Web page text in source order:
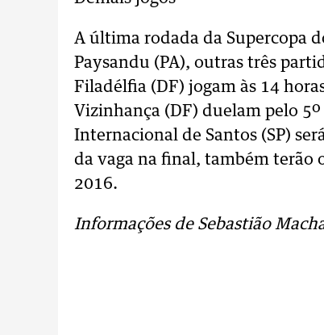
A última rodada da Supercopa
Paysandu (PA), outras três
Filadélfia (DF) jogam às 14
Vizinhança (DF) duelam pelo
Internacional de Santos (SP)
da vaga na final, também terão
2016.
Informações de Sebastião